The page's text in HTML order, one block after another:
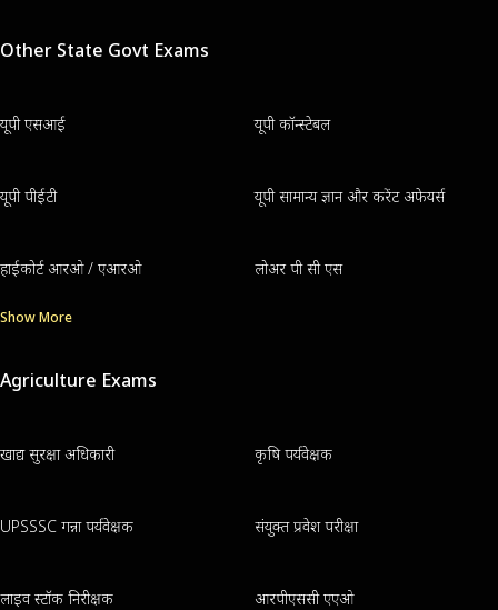
Other State Govt Exams
यूपी एसआई यूपी कॉन्स्टेबल
यूपी पीईटी यूपी सामान्य ज्ञान और करेंट अफेयर्स
हाईकोर्ट आरओ / एआरओ लोअर पी सी एस
Show More
Agriculture Exams
खाद्य सुरक्षा अधिकारी कृषि पर्यवेक्षक
UPSSSC गन्ना पर्यवेक्षक संयुक्त प्रवेश परीक्षा
लाइव स्टॉक निरीक्षक आरपीएससी एएओ